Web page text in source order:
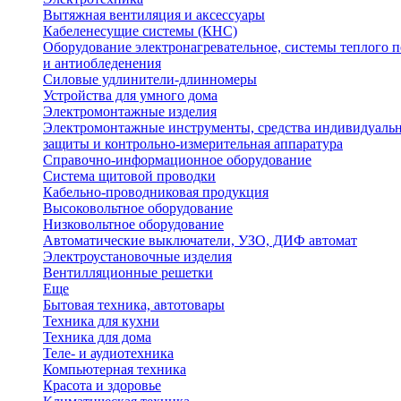
Вытяжная вентиляция и аксессуары
Кабеленесущие системы (КНС)
Оборудование электронагревательное, системы теплого
и антиобледенения
Силовые удлинители-длинномеры
Устройства для умного дома
Электромонтажные изделия
Электромонтажные инструменты, средства
защиты и контрольно-измерительная аппаратура
Справочно-информационное оборудование
Система щитовой проводки
Кабельно-проводниковая продукция
Высоковольтное оборудование
Низковольтное оборудование
Автоматические выключатели, УЗО, ДИФ автомат
Электроустановочные изделия
Вентилляционные решетки
Еще
Бытовая техника, автотовары
Техника для кухни
Техника для дома
Теле- и аудиотехника
Компьютерная техника
Красота и здоровье